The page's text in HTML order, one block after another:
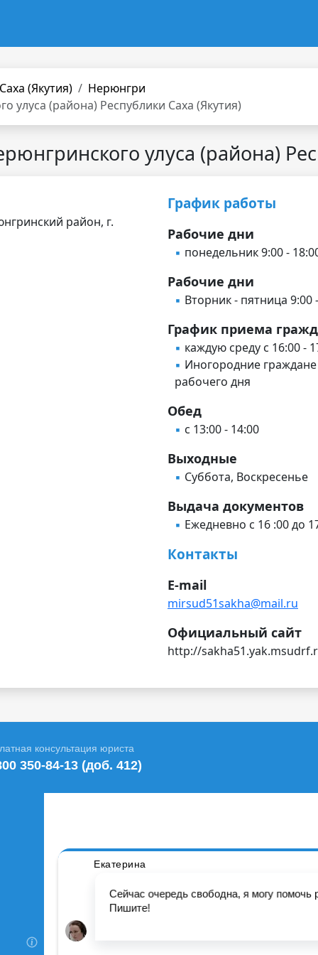
(Якутия)
Нерюнгри
улуса (района) Республики Саха (Якутия)
улуса (района)
район, г.
График работы
Рабочие дни
понедельник 9:00 -
Рабочие дни
Вторник - пятница 9:00
График приема
каждую среду с 16:00 -
Иногородние
рабочего дня
Обед
с 13:00 - 14:00
Выходные
Суббота, Воскресенье
Выдача документов
Ежедневно с 16 :00 до
Контакты
E-mail
mirsud51sakha@mail.ru
Официальный сайт
http://